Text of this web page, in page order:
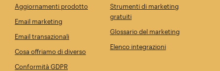
Aggiornamenti prodotto
Email marketing
Email transazionali
Cosa offriamo di diverso
Conformità GDPR
Strumenti di marketing
gratuiti
Glossario del marketing
Elenco integrazioni